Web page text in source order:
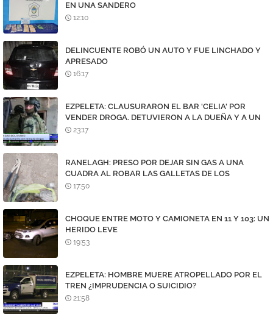
EN UNA SANDERO
12:10
DELINCUENTE ROBÓ UN AUTO Y FUE LINCHADO Y
APRESADO
16:17
EZPELETA: CLAUSURARON EL BAR 'CELIA' POR
VENDER DROGA. DETUVIERON A LA DUEÑA Y A UN
DEALER
23:17
RANELAGH: PRESO POR DEJAR SIN GAS A UNA
CUADRA AL ROBAR LAS GALLETAS DE LOS
MEDIDORES
17:50
CHOQUE ENTRE MOTO Y CAMIONETA EN 11 Y 103: UN
HERIDO LEVE
19:53
EZPELETA: HOMBRE MUERE ATROPELLADO POR EL
TREN ¿IMPRUDENCIA O SUICIDIO?
21:58